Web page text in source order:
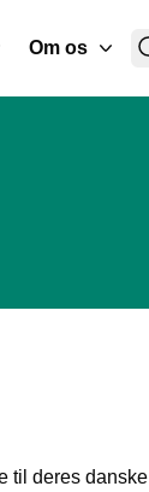
Om os
til deres danske